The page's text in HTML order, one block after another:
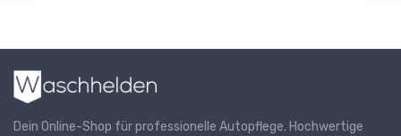
Dein Online-Shop für professionelle Autopflege. Hochwertige